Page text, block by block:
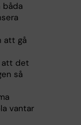
båda
att gå
att det
så
vantar